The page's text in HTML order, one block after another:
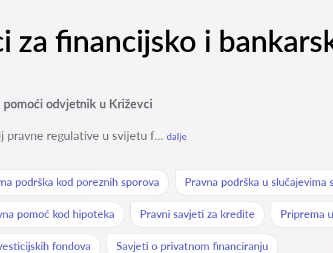
za financijsko i
pomoći odvjetnik u Križevci
pravne regulative u svijetu f... dalje
podrška kod poreznih sporova Pravna podrška u slučajevima
pomoć kod hipoteka Pravni savjeti za kredite Priprema
fondova Savjeti o privatnom financiranju